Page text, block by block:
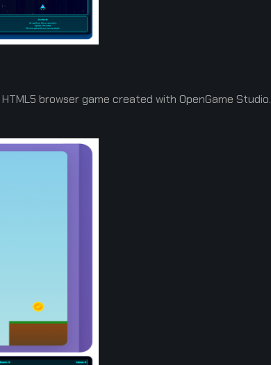
browser game created with OpenGame Studio.